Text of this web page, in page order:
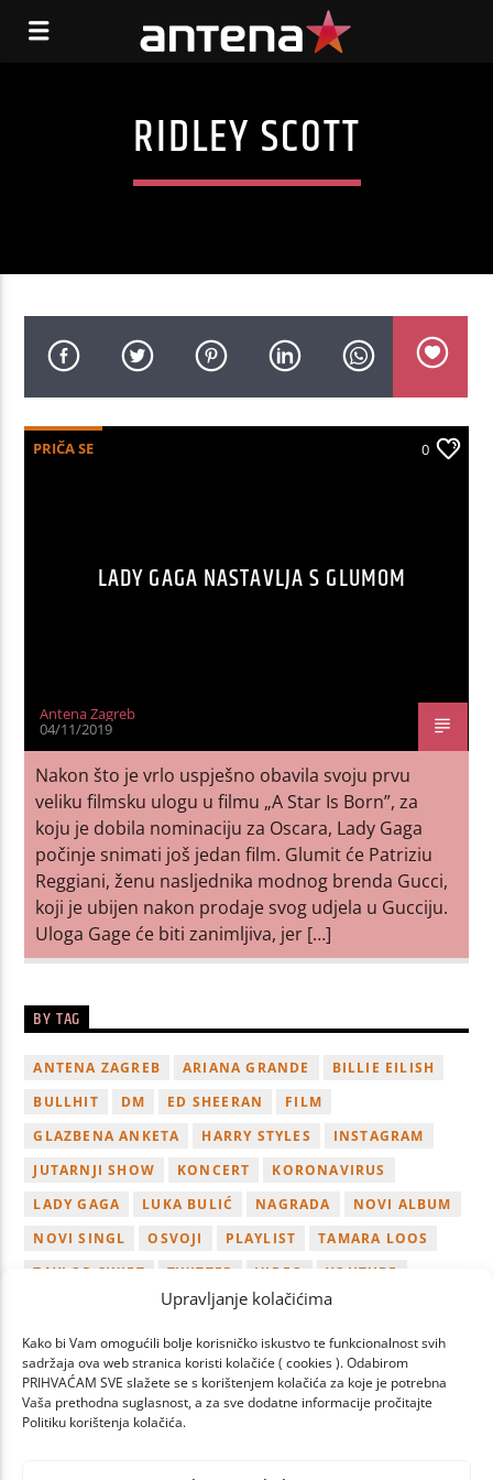
Upravljanje kolačićima
Kako bi Vam omogućili bolje korisničko iskustvo te funkcionalnost svih
sadržaja ova web stranica koristi kolačiće ( cookies ). Odabirom
PRIHVAĆAM SVE slažete se s korištenjem kolačića za koje je potrebna
Vaša prethodna suglasnost, a za sve dodatne informacije pročitajte
Politiku korištenja kolačića.
RIDLEY SCOTT
PRIČA SE 0
LADY GAGA NASTAVLJA S GLUMOM
Antena Zagreb
04/11/2019
Nakon što je vrlo uspješno obavila svoju prvu
veliku filmsku ulogu u filmu „A Star Is Born”, za
koju je dobila nominaciju za Oscara, Lady Gaga
počinje snimati još jedan film. Glumit će Patriziu
Reggiani, ženu nasljednika modnog brenda Gucci,
koji je ubijen nakon prodaje svog udjela u Gucciju.
Uloga Gage će biti zanimljiva, jer […]
BY TAG
ANTENA ZAGREB ARIANA GRANDE
BILLIE EILISH
BULLHIT
DM ED SHEERAN
FILM
GLAZBENA ANKETA
HARRY STYLES
INSTAGRAM
JUTARNJI SHOW
KONCERT
KORONAVIRUS
LADY GAGA
LUKA BULIĆ NAGRADA
NOVI ALBUM
NOVI SINGL
OSVOJI PLAYLIST
TAMARA LOOS
TAYLOR SWIFT
TWITTER VIDEO
YOUTUBE